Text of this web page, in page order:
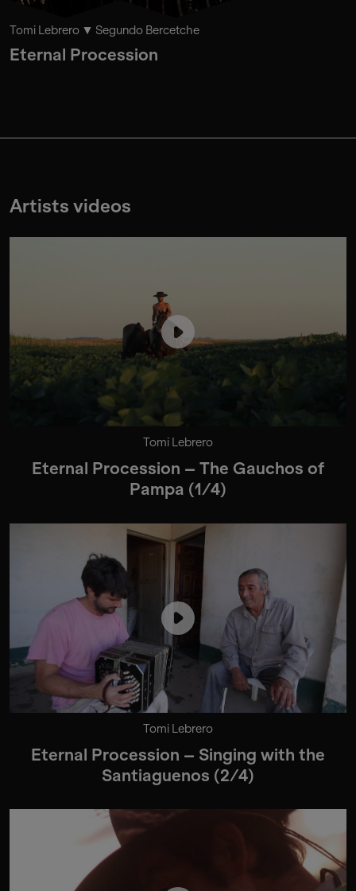
Tomi Lebrero Segundo Bercetche
Eternal Procession
Artists videos
Tomi Lebrero
Eternal Procession – The Gauchos of
Pampa (1/4)
Tomi Lebrero
Eternal Procession – Singing with the
Santiaguenos (2/4)